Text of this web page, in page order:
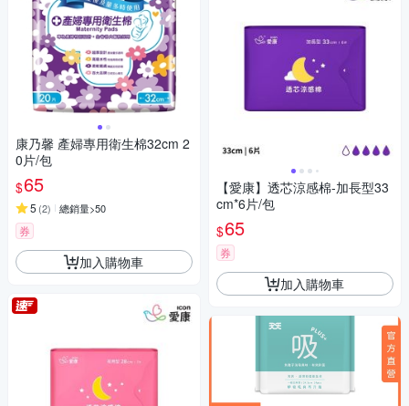
康乃馨 產婦專用衛生棉32cm 2
0片/包
$65
5 (2) 總銷量>50
券
加入購物車
【愛康】透芯涼感棉-加長型33
cm*6片/包
$65
券
加入購物車